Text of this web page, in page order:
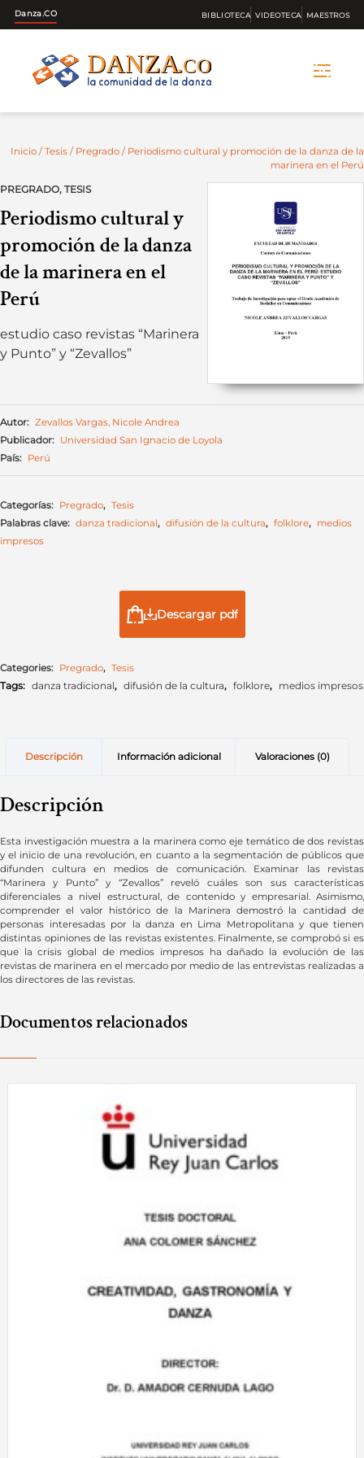
Danza.CO BIBLIOTECA VIDEOTECA MAESTROS
Inicio / Tesis / Pregrado / Periodismo cultural y promoción de la danza de la
marinera en el Perú
PREGRADO, TESIS
Periodismo cultural y
promoción de la danza
de la marinera en el
Perú
estudio caso revistas “Marinera
y Punto” y “Zevallos”
Autor: Zevallos Vargas, Nicole Andrea
Publicador: Universidad San Ignacio de Loyola
País: Perú
Categorías: Pregrado, Tesis
Palabras clave: danza tradicional, difusión de la cultura, folklore,
medios
impresos
Descargar pdf
Categories: Pregrado, Tesis
Tags: danza tradicional, difusión de la cultura, folklore, medios impresos
Descripción Información adicional Valoraciones (0)
Descripción
Esta investigación muestra a la marinera como eje temático de dos revistas
y el inicio de una revolución, en cuanto a la segmentación de públicos que
difunden cultura en medios de comunicación. Examinar las revistas
“Marinera y Punto” y “Zevallos” reveló cuáles son sus características
diferenciales a nivel estructural, de contenido y empresarial. Asimismo,
comprender el valor histórico de la Marinera demostró la cantidad de
personas interesadas por la danza en Lima Metropolitana y que tienen
distintas opiniones de las revistas existentes. Finalmente, se comprobó si es
que la crisis global de medios impresos ha dañado la evolución de las
revistas de marinera en el mercado por medio de las entrevistas realizadas a
los directores de las revistas.
Documentos relacionados